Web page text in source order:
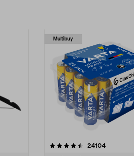
Multibuy
24104
4.5av 5 stjerner